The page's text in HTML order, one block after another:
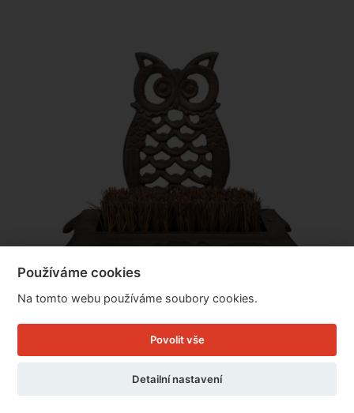
Litinový čistič bot sovička
Cena: 529 Kč
Používáme cookies
Na tomto webu používáme soubory cookies.
Povolit vše
Detailní nastavení